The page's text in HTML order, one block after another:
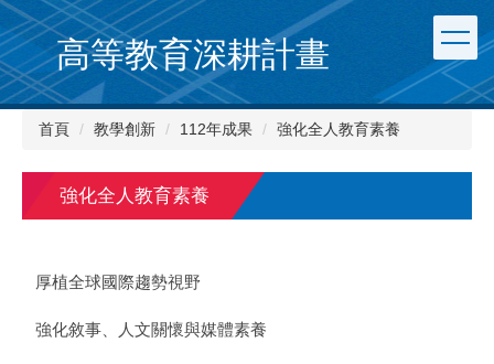
跳
到
主
要
內
高等教育深耕計畫
首頁 教學創新 112年成果 強化全人教育素養
強化全人教育素養
厚植全球國際趨勢視野
強化敘事、人文關懷與媒體素養